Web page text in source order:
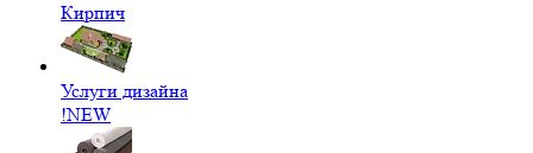
Кирпич
Услуги дизайна
!NEW